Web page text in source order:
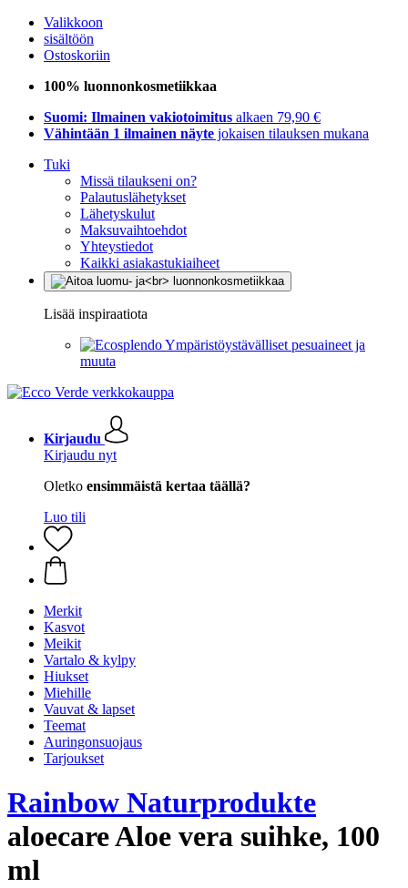
Valikkoon
sisältöön
Ostoskoriin
100% luonnonkosmetiikkaa
Suomi: Ilmainen vakiotoimitus alkaen 79,90 €
Vähintään 1 ilmainen näyte jokaisen tilauksen mukana
Tuki
Missä tilaukseni on?
Palautuslähetykset
Lähetyskulut
Maksuvaihtoehdot
Yhteystiedot
Kaikki asiakastukiaiheet
Lisää inspiraatiota
Ympäristöystävälliset pesuaineet ja
muuta
Kirjaudu
Kirjaudu nyt
Oletko ensimmäistä kertaa täällä?
Luo tili
Merkit
Kasvot
Meikit
Vartalo & kylpy
Hiukset
Miehille
Vauvat & lapset
Teemat
Auringonsuojaus
Tarjoukset
Rainbow Naturprodukte
aloecare Aloe vera suihke, 100
ml